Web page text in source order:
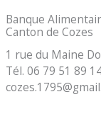
Banque
Canton de Cozes
1 rue du Maine
Tél. 06 79 51 89